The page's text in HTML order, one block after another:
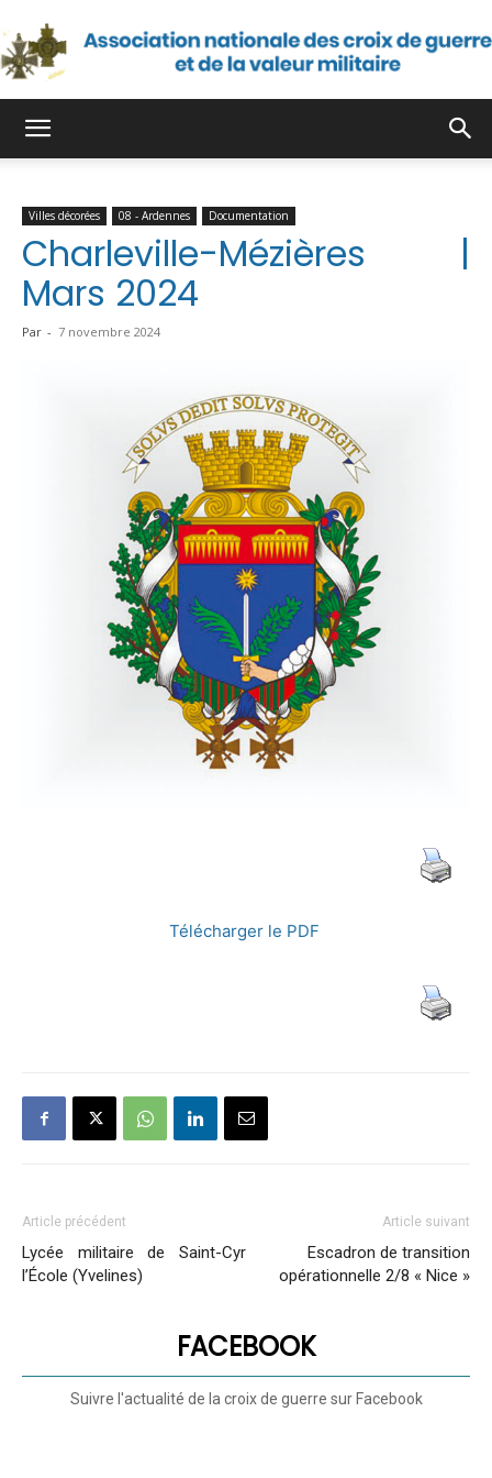
nationale
croix
de
guerre
et
militaire
Villes décorées 08 - Ardennes Documentation
Charleville-Mézières |
Mars 2024
Par - 7 novembre 2024
Télécharger le PDF
Article précédent
Lycée militaire de Saint-Cyr
l’École (Yvelines)
Article suivant
Escadron de transition
opérationnelle 2/8 « Nice »
FACEBOOK
Suivre l'actualité de la croix de guerre sur Facebook